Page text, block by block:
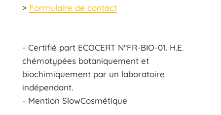
> Formulaire de contact
- Certifié part ECOCERT N°FR-BIO-01. H.E.
chémotypées botaniquement et
biochimiquement par un laboratoire
indépendant.
- Mention SlowCosmétique